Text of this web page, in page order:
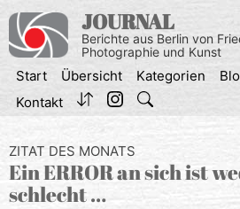
Inhalt
springen
JOURNAL
Berichte aus Berlin von
Photographie und Kunst
Start Übersicht Kategorien
Kontakt
ZITAT DES MONATS
Ein ERROR an sich ist
schlecht …